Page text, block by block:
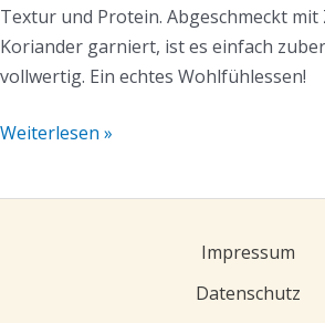
Textur und Protein. Abgeschmeckt
Koriander garniert, ist es einfach
vollwertig. Ein echtes Wohlfühlessen!
Weiterlesen »
Impressum
Datenschutz